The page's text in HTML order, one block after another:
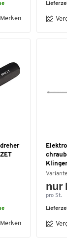
Merken
Merken
nur
pro St.